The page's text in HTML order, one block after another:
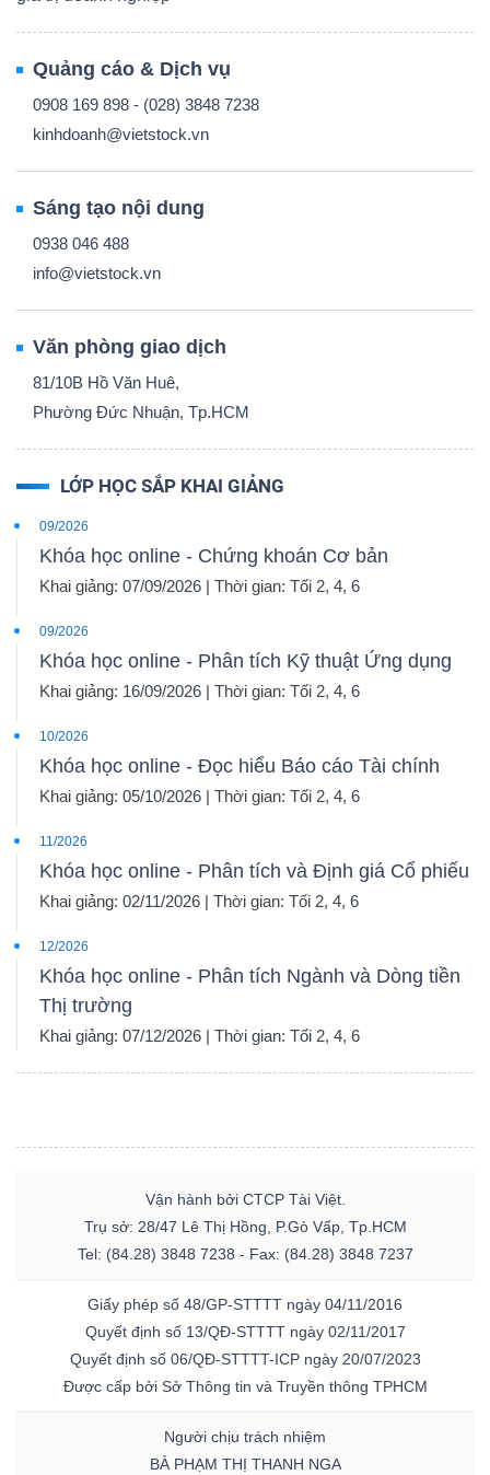
Quảng cáo & Dịch vụ
0908 169 898 - (028) 3848 7238
kinhdoanh@vietstock.vn
Sáng tạo nội dung
0938 046 488
info@vietstock.vn
Văn phòng giao dịch
81/10B Hồ Văn Huê,
Phường Đức Nhuận, Tp.HCM
LỚP HỌC SẮP KHAI GIẢNG
09/2026
Khóa học online - Chứng khoán Cơ bản
Khai giảng: 07/09/2026 | Thời gian: Tối 2, 4, 6
09/2026
Khóa học online - Phân tích Kỹ thuật Ứng dụng
Khai giảng: 16/09/2026 | Thời gian: Tối 2, 4, 6
10/2026
Khóa học online - Đọc hiểu Báo cáo Tài chính
Khai giảng: 05/10/2026 | Thời gian: Tối 2, 4, 6
11/2026
Khóa học online - Phân tích và Định giá Cổ phiếu
Khai giảng: 02/11/2026 | Thời gian: Tối 2, 4, 6
12/2026
Khóa học online - Phân tích Ngành và Dòng tiền
Thị trường
Khai giảng: 07/12/2026 | Thời gian: Tối 2, 4, 6
Vận hành bởi CTCP Tài Việt.
Trụ sở: 28/47 Lê Thị Hồng, P.Gò Vấp, Tp.HCM
Tel: (84.28) 3848 7238 - Fax: (84.28) 3848 7237
Giấy phép số 48/GP-STTTT ngày 04/11/2016
Quyết định số 13/QĐ-STTTT ngày 02/11/2017
Quyết định số 06/QĐ-STTTT-ICP ngày 20/07/2023
Được cấp bởi Sở Thông tin và Truyền thông TPHCM
Người chịu trách nhiệm
BÀ PHẠM THỊ THANH NGA